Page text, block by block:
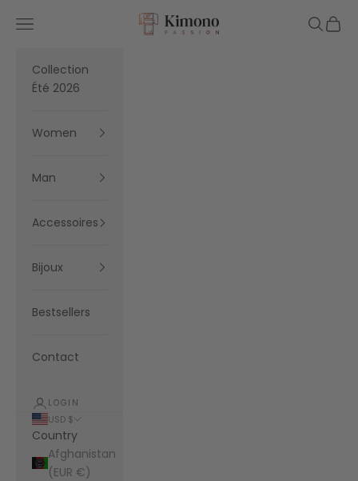
Kimono Passion
Navigation menu Search
Cart
Collection
Été 2026
Women
Man
Accessoires
Bijoux
Bestsellers
Contact
LOGIN
USD $
Country
Afghanistan
(EUR €)